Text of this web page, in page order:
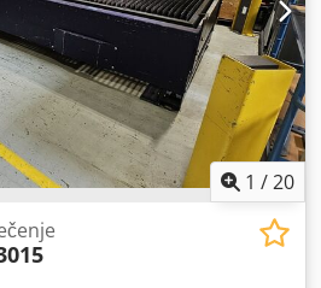
blagog čelika i aluminijuma
1 /20